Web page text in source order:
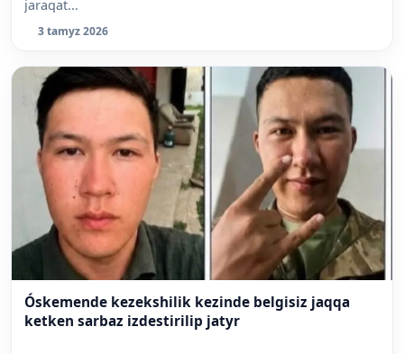
jaraqat...
3 tamyz 2026
Óskemende kezekshilik kezinde belgisiz jaqqa
ketken sarbaz izdestirilip jatyr